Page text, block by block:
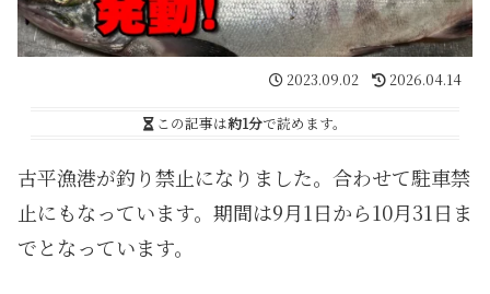
2023.09.02 2026.04.14
この記事は約1分で読めます。
古平漁港が釣り禁止になりました。合わせて駐車禁
止にもなっています。期間は9月1日から10月31日ま
でとなっています。